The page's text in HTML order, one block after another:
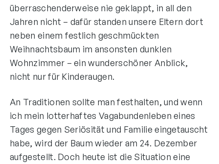
überraschenderweise nie geklappt, in all den
Jahren nicht – dafür standen unsere Eltern dort
neben einem festlich geschmückten
Weihnachtsbaum im ansonsten dunklen
Wohnzimmer – ein wunderschöner Anblick,
nicht nur für Kinderaugen.
An Traditionen sollte man festhalten, und wenn
ich mein lotterhaftes Vagabundenleben eines
Tages gegen Seriösität und Familie eingetauscht
habe, wird der Baum wieder am 24. Dezember
aufgestellt. Doch heute ist die Situation eine